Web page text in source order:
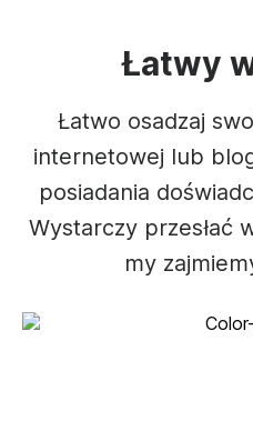
Łatwy
Łatwo osadzaj
internetowej lub
posiadania
Wystarczy przesłać
my